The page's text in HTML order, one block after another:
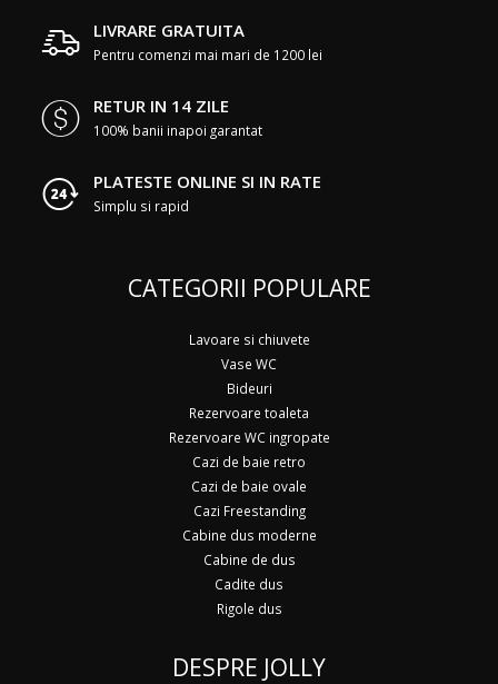
LIVRARE GRATUITA
Pentru comenzi mai mari de 1200 lei
RETUR IN 14 ZILE
100% banii inapoi garantat
PLATESTE ONLINE SI IN RATE
Simplu si rapid
CATEGORII POPULARE
Lavoare si chiuvete
Vase WC
Bideuri
Rezervoare toaleta
Rezervoare WC ingropate
Cazi de baie retro
Cazi de baie ovale
Cazi Freestanding
Cabine dus moderne
Cabine de dus
Cadite dus
Rigole dus
DESPRE JOLLY